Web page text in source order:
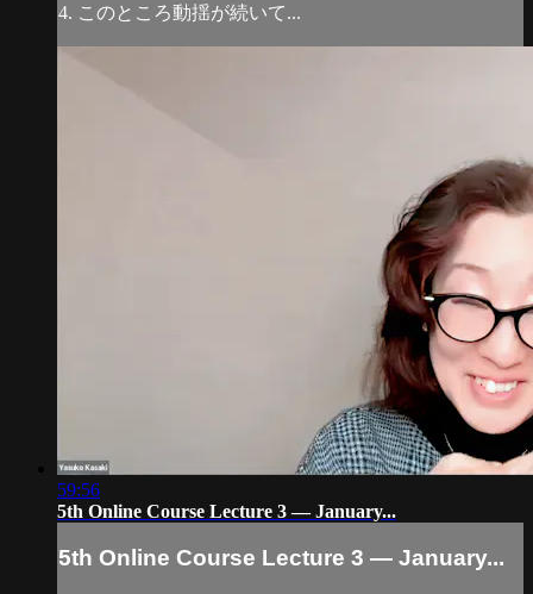
4. このところ動揺が続いて...
59:56
5th Online Course Lecture 3 — January...
5th Online Course Lecture 3 — January...